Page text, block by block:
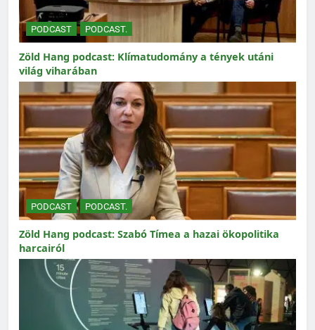
PODCAST PODCAST.
Zöld Hang podcast: Klímatudomány a tények utáni
világ viharában
PODCAST PODCAST.
Zöld Hang podcast: Szabó Tímea a hazai ökopolitika
harcairól